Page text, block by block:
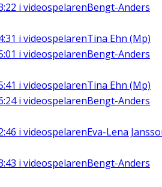
i videospelarenBengt-Anders
i videospelarenTina Ehn (Mp)
i videospelarenBengt-Anders
i videospelarenTina Ehn (Mp)
i videospelarenBengt-Anders
i videospelarenEva-Lena
i videospelarenBengt-Anders